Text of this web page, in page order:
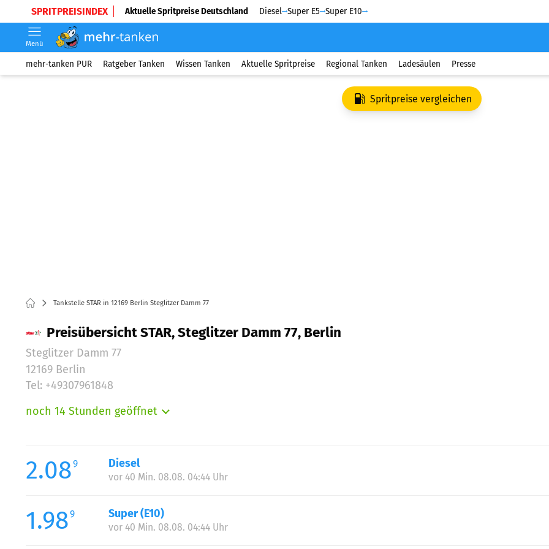
SPRITPREISINDEX Aktuelle Spritpreise Deutschland Diesel Super E5 Super E10
Menü
mehr-tanken PUR Ratgeber Tanken Wissen Tanken Aktuelle Spritpreise Regional Tanken Ladesäulen Presse
Spritpreise vergleichen
Tankstelle STAR in 12169 Berlin Steglitzer Damm 77
Preisübersicht STAR, Steglitzer Damm 77, Berlin
Steglitzer Damm 77
12169 Berlin
Tel: +49307961848
noch 14 Stunden geöffnet
Mittwoch:
Donnerstag:
Samstag:
Sonntag:
2.089 Diesel
vor 40 Min. 08.08. 04:44 Uhr
1.989 Super (E10)
vor 40 Min. 08.08. 04:44 Uhr